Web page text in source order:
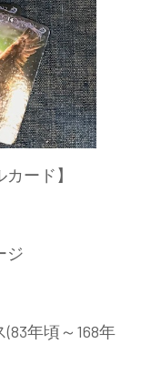
ード】
ジ
年頃～168年